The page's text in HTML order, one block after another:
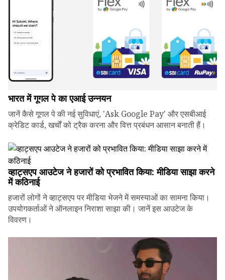
भारत में गूगल पे का एआई उन्नयन
जानें कैसे गूगल पे की नई सुविधाएं, 'Ask Google Pay' और एसबीआई
क्रेडिट कार्ड, खर्चों को ट्रैक करना और वित्त प्रबंधन आसान बनाती हैं।
व्हाट्सएप आउटेज ने हजारों को प्रभावित किया: मीडिया साझा करने
में कठिनाई
हजारों लोगों ने व्हाट्सएप पर मीडिया भेजने में समस्याओं का सामना किया।
उपयोगकर्ताओं ने ऑनलाइन निराशा साझा की। जानें इस आउटेज के
विवरण।